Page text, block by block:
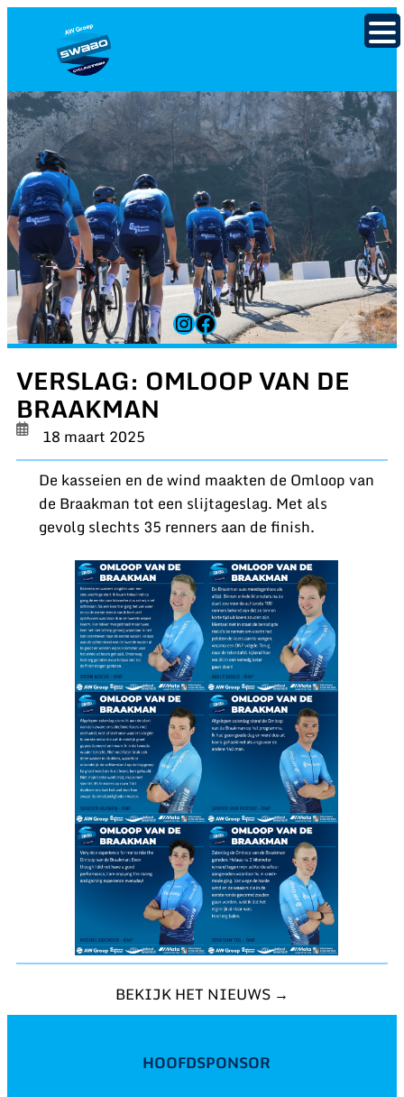
inhoud
Instagram
Facebook
VERSLAG: OMLOOP VAN DE
BRAAKMAN
18 maart 2025
De kasseien en de wind maakten de Omloop van
de Braakman tot een slijtageslag. Met als
gevolg slechts 35 renners aan de finish.
BEKIJK HET NIEUWS →
HOOFDSPONSOR